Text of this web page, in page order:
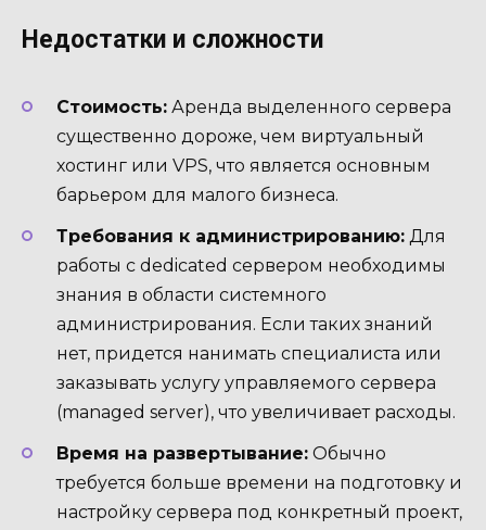
Недостатки и сложности
Стоимость: Аренда выделенного сервера
существенно дороже, чем виртуальный
хостинг или VPS, что является основным
барьером для малого бизнеса.
Требования к администрированию: Для
работы с dedicated сервером необходимы
знания в области системного
администрирования. Если таких знаний
нет, придется нанимать специалиста или
заказывать услугу управляемого сервера
(managed server), что увеличивает расходы.
Время на развертывание: Обычно
требуется больше времени на подготовку и
настройку сервера под конкретный проект,